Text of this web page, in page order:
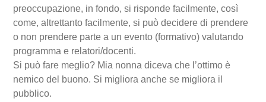
preoccupazione, in fondo, si risponde facilmente, così
come, altrettanto facilmente, si può decidere di prendere
o non prendere parte a un evento (formativo) valutando
programma e relatori/docenti.
Si può fare meglio? Mia nonna diceva che l’ottimo è
nemico del buono. Si migliora anche se migliora il
pubblico.